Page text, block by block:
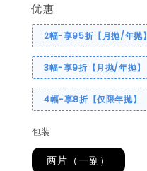
优惠
2幅-享95折【月抛/年抛】
3幅-享9折【月抛/年抛】
4幅-享8折【仅限年抛】
包装
两片（一副）